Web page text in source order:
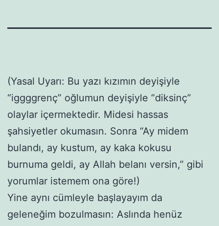
(Yasal Uyarı: Bu yazı kızımın deyişiyle
“iggggrenç” oğlumun deyişiyle “diksinç”
olaylar içermektedir. Midesi hassas
şahsiyetler okumasın. Sonra “Ay midem
bulandı, ay kustum, ay kaka kokusu
burnuma geldi, ay Allah belanı versin,” gibi
yorumlar istemem ona göre!)
Yine aynı cümleyle başlayayım da
geleneğim bozulmasın: Aslında henüz